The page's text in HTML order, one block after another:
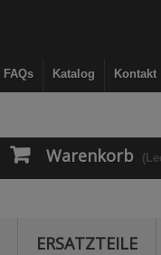
Kontakt
Katalog
FAQs
Warenkorb
ERSATZTEILE